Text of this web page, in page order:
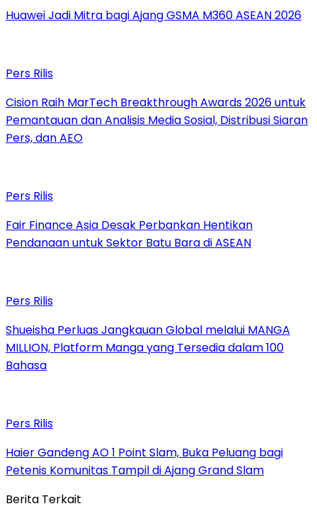
Huawei Jadi Mitra bagi Ajang GSMA M360 ASEAN 2026
Pers Rilis
Cision Raih MarTech Breakthrough Awards 2026 untuk
Pemantauan dan Analisis Media Sosial, Distribusi Siaran
Pers, dan AEO
Pers Rilis
Fair Finance Asia Desak Perbankan Hentikan
Pendanaan untuk Sektor Batu Bara di ASEAN
Pers Rilis
Shueisha Perluas Jangkauan Global melalui MANGA
MILLION, Platform Manga yang Tersedia dalam 100
Bahasa
Pers Rilis
Haier Gandeng AO 1 Point Slam, Buka Peluang bagi
Petenis Komunitas Tampil di Ajang Grand Slam
Berita Terkait